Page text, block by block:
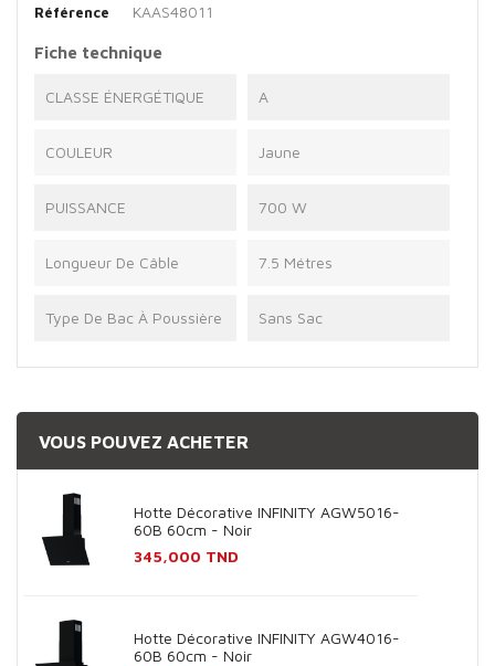
Référence KAAS48011
Fiche technique
CLASSE ÉNERGÉTIQUE A
COULEUR Jaune
PUISSANCE 700 W
Longueur De Câble 7.5 Métres
Type De Bac À Poussière Sans Sac
VOUS POUVEZ ACHETER
Hotte Décorative INFINITY AGW5016-
60B 60cm - Noir
Prix
345,000 TND
Hotte Décorative INFINITY AGW4016-
60B 60cm - Noir